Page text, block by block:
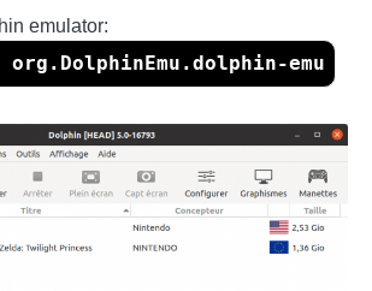
emulator:
emu